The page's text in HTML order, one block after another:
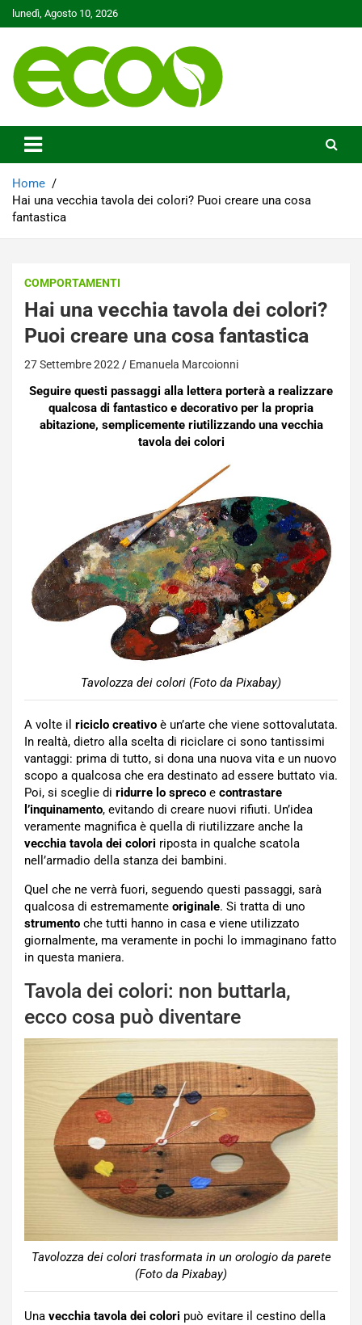
Skip
to
lunedì, Agosto 10, 2026
Ecoo.it
Home
Hai una vecchia tavola dei colori? Puoi creare una cosa
fantastica
COMPORTAMENTI
Hai una vecchia tavola dei colori?
Puoi creare una cosa fantastica
27 Settembre 2022 Emanuela Marcoionni
Seguire questi passaggi alla lettera porterà a realizzare
qualcosa di fantastico e decorativo per la propria
abitazione, semplicemente riutilizzando una vecchia
tavola dei colori
Tavolozza dei colori (Foto da Pixabay)
A volte il riciclo creativo è un’arte che viene sottovalutata.
In realtà, dietro alla scelta di riciclare ci sono tantissimi
vantaggi: prima di tutto, si dona una nuova vita e un nuovo
scopo a qualcosa che era destinato ad essere buttato via.
Poi, si sceglie di ridurre lo spreco e contrastare
l’inquinamento, evitando di creare nuovi rifiuti. Un’idea
veramente magnifica è quella di riutilizzare anche la
vecchia tavola dei colori riposta in qualche scatola
nell’armadio della stanza dei bambini.
Quel che ne verrà fuori, seguendo questi passaggi, sarà
qualcosa di estremamente originale. Si tratta di uno
strumento che tutti hanno in casa e viene utilizzato
giornalmente, ma veramente in pochi lo immaginano fatto
in questa maniera.
Tavola dei colori: non buttarla,
ecco cosa può diventare
Tavolozza dei colori trasformata in un orologio da parete
(Foto da Pixabay)
Una vecchia tavola dei colori può evitare il cestino della